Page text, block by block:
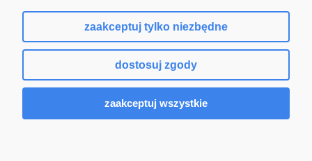
Sklep internetowy Shoper.pl
zaakceptuj tylko niezbędne
dostosuj zgody
zaakceptuj wszystkie